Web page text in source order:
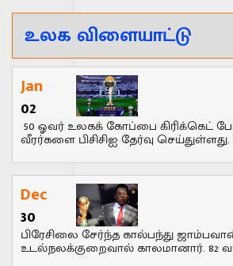
உலக விளையாட்டு
Jan
02
50 ஓவர் உலகக் கோப்பை கிரிக்கெட்
வீரர்களை பிசிசிஐ தேர்வு
Dec
30
பிரேசிலை சேர்ந்த கால்பந்து
உடல்நலக்குறைவால் காலமானார். 82